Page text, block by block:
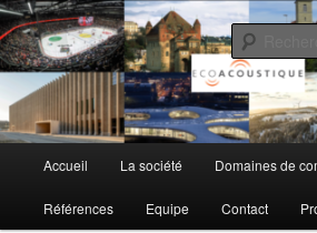
Aller
au
contenu
principal
Aller
au
contenu
secondaireEcoAcoustique SA
principal
Accueil La société Domaines de
Références Equipe Contact